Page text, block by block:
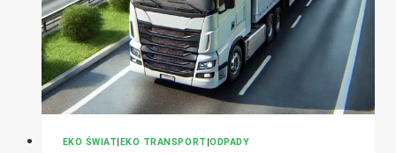
EKO ŚWIAT|EKO TRANSPORT |ODPADY